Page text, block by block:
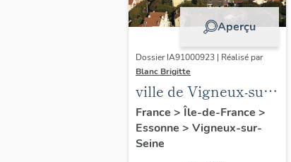
Aperçu
Dossier IA91000923 | Réalisé par
Blanc Brigitte
ville de Vigneux-sur-
Seine
France > Île-de-France >
Essonne > Vigneux-sur-
Seine